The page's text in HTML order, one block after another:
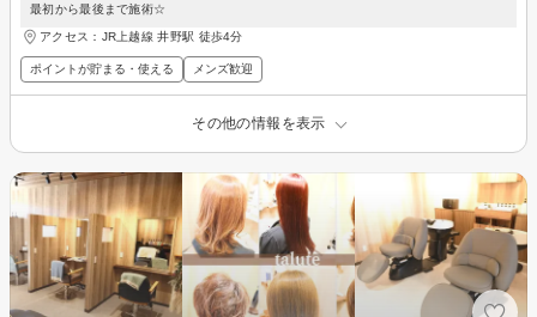
最初から最後まで施術☆
アクセス：JR上越線 井野駅 徒歩4分
ポイントが貯まる・使える メンズ歓迎
その他の情報を表示